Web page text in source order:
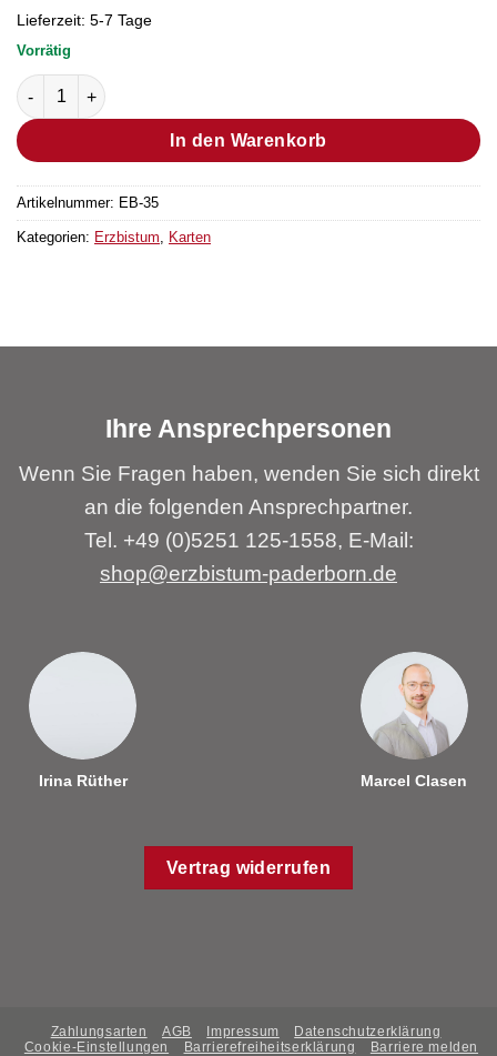
Lieferzeit: 5-7 Tage
Vorrätig
Klappkarte "Baum" Menge
In den Warenkorb
Artikelnummer: EB-35
Kategorien: Erzbistum Karten
Ihre Ansprechpersonen
Wenn Sie Fragen haben, wenden Sie sich direkt
an die folgenden Ansprechpartner.
Tel. +49 (0)5251 125-1558, E-Mail:
shop@erzbistum-paderborn.de
Irina Rüther Marcel Clasen
Vertrag widerrufen
Zahlungsarten AGB Impressum
Datenschutzerklärung
Cookie-Einstellungen
Barrierefreiheitserklärung Barriere melden